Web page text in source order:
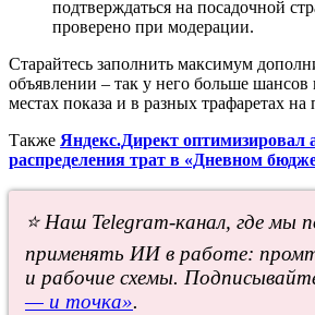
подтверждаться на посадочной
проверено при модерации.
Старайтесь заполнить максимум
объявлении – так у него больше шансов
местах показа и в разных трафаретах на
Также Яндекс.Директ оптимизировал
распределения трат в «Дневном
⭐ Наш Telegram-канал, где мы
применять ИИ в работе:
и рабочие схемы.
— и точка».